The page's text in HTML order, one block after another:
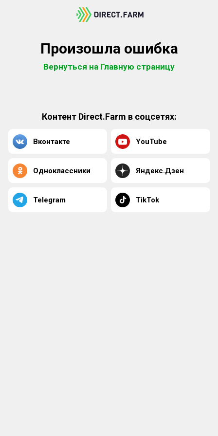
Произошла ошибка
Вернуться на Главную страницу
Контент Direct.Farm в соцсетях:
Вконтакте YouTube
Одноклассники Яндекс.Дзен
Telegram TikTok